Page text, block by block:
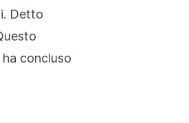
Detto
concluso